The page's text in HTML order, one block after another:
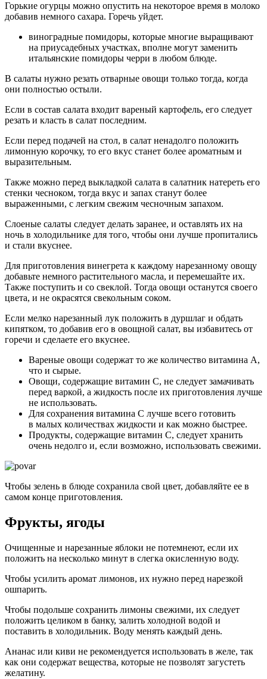
Горькие огурцы можно опустить на некоторое время в молоко
добавив немного сахара. Горечь уйдет.
виноградные помидоры, которые многие выращивают
на приусадебных участках, вполне могут заменить
итальянские помидоры черри в любом блюде.
В салаты нужно резать отварные овощи только тогда, когда
они полностью остыли.
Если в состав салата входит вареный картофель, его следует
резать и класть в салат последним.
Если перед подачей на стол, в салат ненадолго положить
лимонную корочку, то его вкус станет более ароматным и
выразительным.
Также можно перед выкладкой салата в салатник натереть его
стенки чесноком, тогда вкус и запах станут более
выраженными, с легким свежим чесночным запахом.
Слоеные салаты следует делать заранее, и оставлять их на
ночь в холодильнике для того, чтобы они лучше пропитались
и стали вкуснее.
Для приготовления винегрета к каждому нарезанному овощу
добавьте немного растительного масла, и перемешайте их.
Также поступить и со свеклой. Тогда овощи останутся своего
цвета, и не окрасятся свекольным соком.
Если мелко нарезанный лук положить в дуршлаг и обдать
кипятком, то добавив его в овощной салат, вы избавитесь от
горечи и сделаете его вкуснее.
Вареные овощи содержат то же количество витамина А,
что и сырые.
Овощи, содержащие витамин С, не следует замачивать
перед варкой, а жидкость после их приготовления лучше
не использовать.
Для сохранения витамина С лучше всего готовить
в малых количествах жидкости и как можно быстрее.
Продукты, содержащие витамин С, следует хранить
очень недолго и, если возможно, использовать свежими.
Чтобы зелень в блюде сохранила свой цвет, добавляйте ее в
самом конце приготовления.
Фрукты, ягоды
Очищенные и нарезанные яблоки не потемнеют, если их
положить на несколько минут в слегка окисленную воду.
Чтобы усилить аромат лимонов, их нужно перед нарезкой
ошпарить.
Чтобы подольше сохранить лимоны свежими, их следует
положить целиком в банку, залить холодной водой и
поставить в холодильник. Воду менять каждый день.
Ананас или киви не рекомендуется использовать в желе, так
как они содержат вещества, которые не позволят загустеть
желатину.